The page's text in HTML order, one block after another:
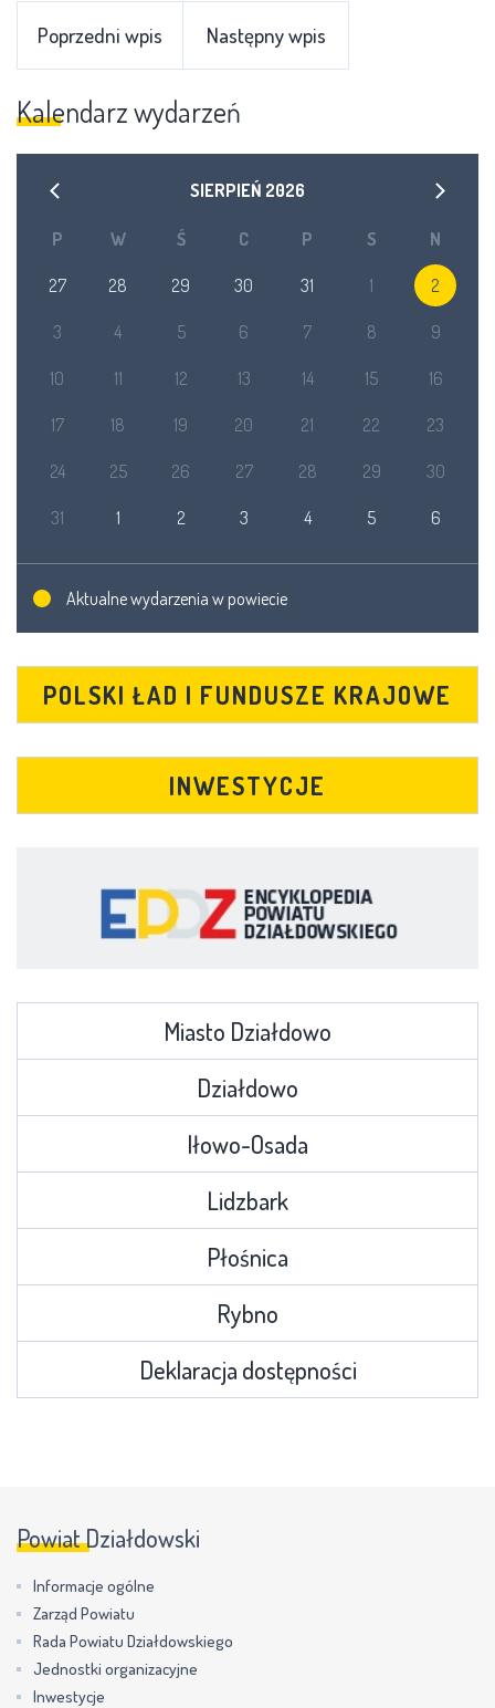
Poprzedni wpis Następny wpis
Kalendarz wydarzeń
SIERPIEŃ 2026
P W Ś C P S N
27 28 29 30 31 1 2
3 4 5 6 7 8 9
10 11 12 13 14 15 16
17 18 19 20 21 22 23
24 25 26 27 28 29 30
31 1 2 3 4 5 6
Aktualne wydarzenia w powiecie
POLSKI ŁAD I FUNDUSZE KRAJOWE
INWESTYCJE
Miasto Działdowo
Działdowo
Iłowo-Osada
Lidzbark
Płośnica
Rybno
Deklaracja dostępności
Powiat Działdowski
Informacje ogólne
Zarząd Powiatu
Rada Powiatu Działdowskiego
Jednostki organizacyjne
Inwestycje